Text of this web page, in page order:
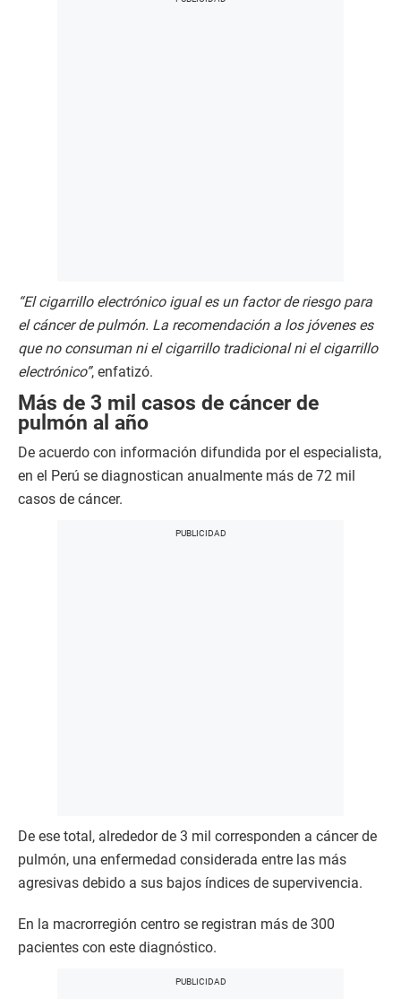
“El cigarrillo electrónico igual es un factor de riesgo para
el cáncer de pulmón. La recomendación a los jóvenes es
que no consuman ni el cigarrillo tradicional ni el cigarrillo
electrónico”, enfatizó.
Más de 3 mil casos de cáncer de
pulmón al año
De acuerdo con información difundida por el especialista,
en el Perú se diagnostican anualmente más de 72 mil
casos de cáncer.
De ese total, alrededor de 3 mil corresponden a cáncer de
pulmón, una enfermedad considerada entre las más
agresivas debido a sus bajos índices de supervivencia.
En la macrorregión centro se registran más de 300
pacientes con este diagnóstico.